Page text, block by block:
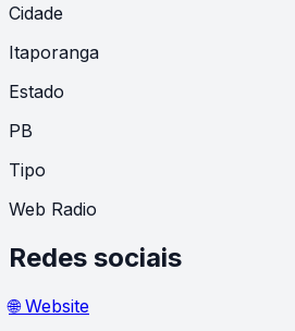
Cidade
Itaporanga
Estado
PB
Tipo
Web Radio
Redes sociais
🌐 Website